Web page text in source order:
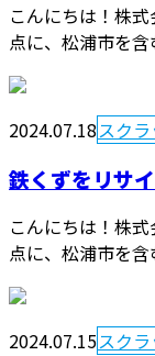
こんにちは！株
点に、松浦市を
2024.07.18スク
鉄くずをリサ
こんにちは！株
点に、松浦市を
2024.07.15スク